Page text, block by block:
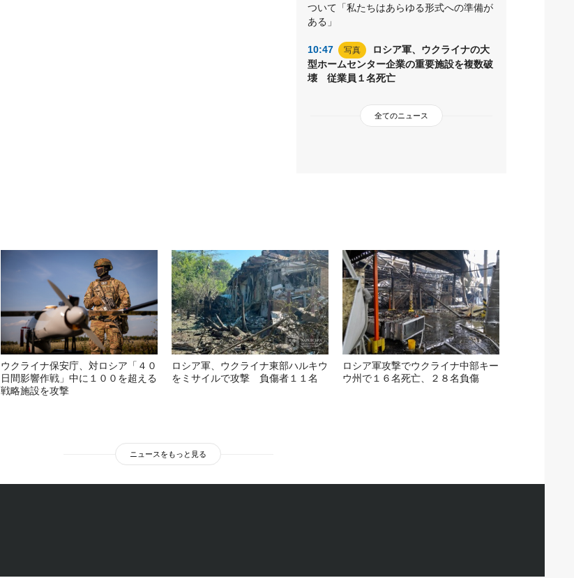
ついて「私たちはあらゆる形式への準備が
ある」
10:47 写真
ロシア軍、ウクライナの大
型ホームセンター企業の重要施設を複数破
壊 従業員１名死亡
全てのニュース
ウクライナ保安庁、対ロシア「４０
日間影響作戦」中に１００を超える
戦略施設を攻撃
ロシア軍、ウクライナ東部ハルキウ
をミサイルで攻撃 負傷者１１名
ロシア軍攻撃でウクライナ中部キー
ウ州で１６名死亡、２８名負傷
ニュースをもっと見る